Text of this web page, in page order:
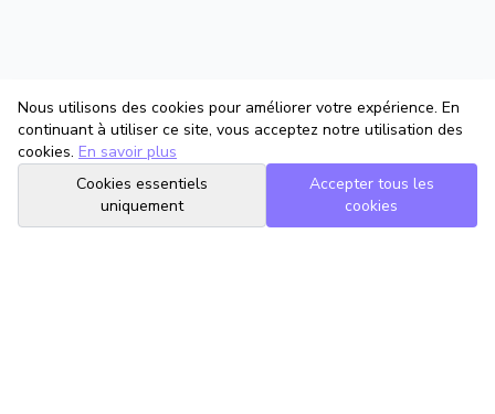
Nous utilisons des cookies pour améliorer votre expérience. En
continuant à utiliser ce site, vous acceptez notre utilisation des
cookies. En savoir plus
Cookies essentiels
uniquement
Accepter tous les
cookies